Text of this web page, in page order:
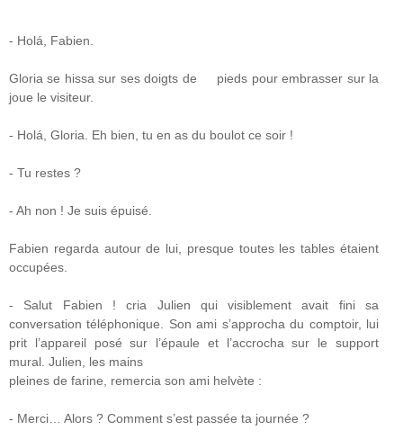
- Holá, Fabien.
Gloria se hissa sur ses doigts de pieds pour embrasser sur la
joue le visiteur.
- Holá, Gloria. Eh bien, tu en as du boulot ce soir !
- Tu restes ?
- Ah non ! Je suis épuisé.
Fabien regarda autour de lui, presque toutes les tables étaient
occupées.
- Salut Fabien ! cria Julien qui visiblement avait fini sa
conversation téléphonique. Son ami s’approcha du comptoir, lui
prit l’appareil posé sur l’épaule et l’accrocha sur le support
mural. Julien, les mains
pleines de farine, remercia son ami helvète :
- Merci… Alors ? Comment s’est passée ta journée ?